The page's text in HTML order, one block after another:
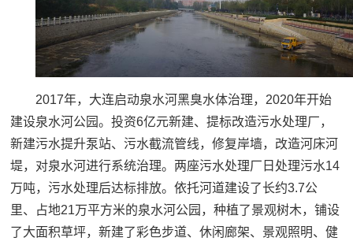
2017年，大连启动泉水河黑臭水体治理，2020年开始
建设泉水河公园。投资6亿元新建、提标改造污水处理厂，
新建污水提升泵站、污水截流管线，修复岸墙，改造河床河
堤，对泉水河进行系统治理。两座污水处理厂日处理污水14
万吨，污水处理后达标排放。依托河道建设了长约3.7公
里、占地21万平方米的泉水河公园，种植了景观树木，铺设
了大面积草坪，新建了彩色步道、休闲廊架、景观照明、健